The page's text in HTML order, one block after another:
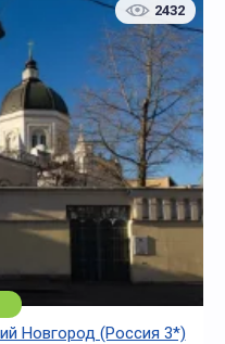
2432
Новгород (Россия 3*)